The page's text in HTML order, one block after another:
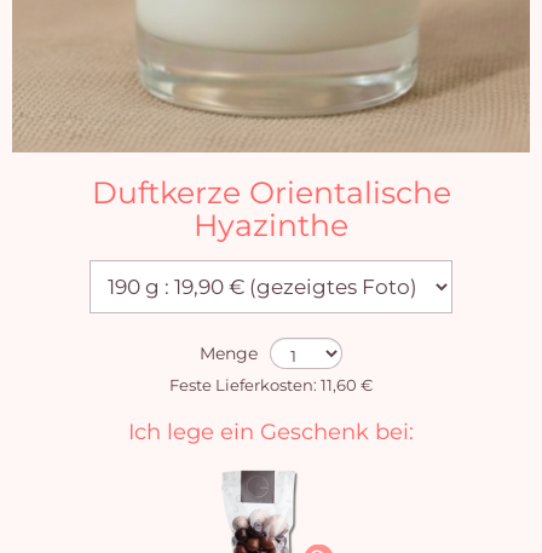
Duftkerze Orientalische
Hyazinthe
Menge
Feste Lieferkosten: 11,60 €
Ich lege ein Geschenk bei: